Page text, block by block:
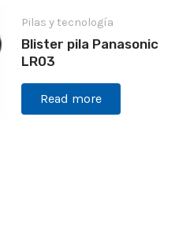
Pilas y tecnología
Blister pila Panasonic
LR03
Read more